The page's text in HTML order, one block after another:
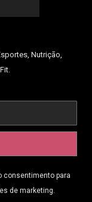
Nutrição,
consentimento para
de marketing.